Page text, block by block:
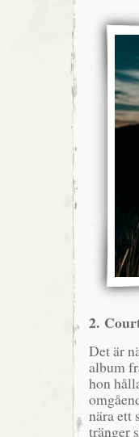
2.
Det är
album
hon
nära ett
tränger